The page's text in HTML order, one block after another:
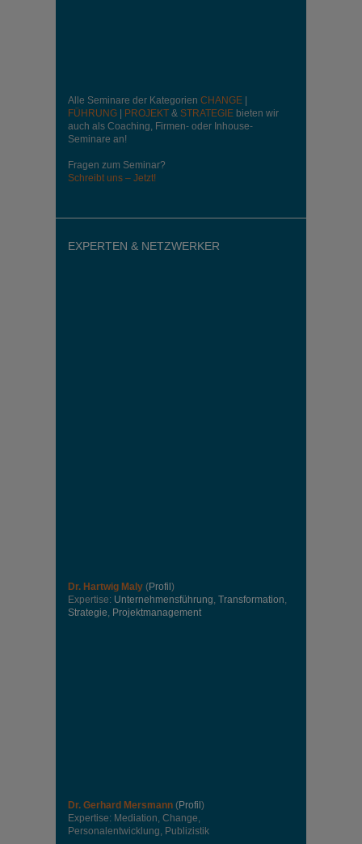
Alle Seminare der Kategorien CHANGE
FÜHRUNG
PROJEKT & STRATEGIE bieten wir
auch als Coaching, Firmen- oder Inhouse-
Seminare an!
Fragen zum Seminar?
Schreibt uns – Jetzt!
EXPERTEN & NETZWERKER
Dr. Hartwig Maly (Profil )
Expertise: Unternehmensführung, Transformation,
Strategie, Projektmanagement
Dr. Gerhard Mersmann (Profil )
Expertise: Mediation, Change,
Personalentwicklung, Publizistik